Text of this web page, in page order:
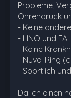
Probleme,
Ohrendruck
- Keine
- HNO und FA
- Keine
- Nuva-Ring
- Sportlich
Da ich einen